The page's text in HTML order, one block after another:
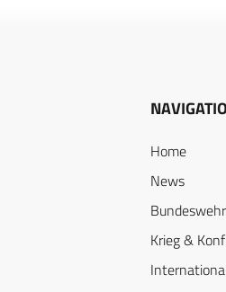
Home
News
Bundeswehr
Krieg &